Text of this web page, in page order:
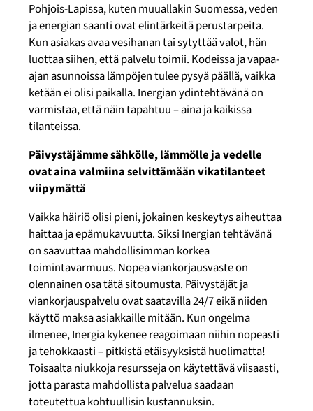
Pohjois-Lapissa, kuten muuallakin Suomessa, veden
ja energian saanti ovat elintärkeitä perustarpeita.
Kun asiakas avaa vesihanan tai sytyttää valot, hän
luottaa siihen, että palvelu toimii. Kodeissa ja vapaa-
ajan asunnoissa lämpöjen tulee pysyä päällä, vaikka
ketään ei olisi paikalla. Inergian ydintehtävänä on
varmistaa, että näin tapahtuu – aina ja kaikissa
tilanteissa.
Päivystäjämme sähkölle, lämmölle ja vedelle
ovat aina valmiina selvittämään vikatilanteet
viipymättä
Vaikka häiriö olisi pieni, jokainen keskeytys aiheuttaa
haittaa ja epämukavuutta. Siksi Inergian tehtävänä
on saavuttaa mahdollisimman korkea
toimintavarmuus. Nopea viankorjausvaste on
olennainen osa tätä sitoumusta. Päivystäjät ja
viankorjauspalvelu ovat saatavilla 24/7 eikä niiden
käyttö maksa asiakkaille mitään. Kun ongelma
ilmenee, Inergia kykenee reagoimaan niihin nopeasti
ja tehokkaasti – pitkistä etäisyyksistä huolimatta!
Toisaalta niukkoja resursseja on käytettävä viisaasti,
jotta parasta mahdollista palvelua saadaan
toteutettua kohtuullisin kustannuksin.